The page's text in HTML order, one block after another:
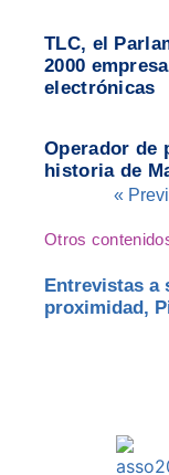
TLC, el
2000
electrónicas
Operador de
historia de
«
Otros
Entrevistas a
proximidad,